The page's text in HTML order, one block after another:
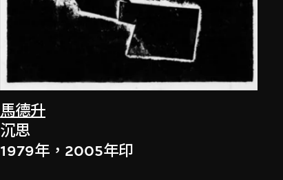
馬德升
沉思
1979年，2005年印